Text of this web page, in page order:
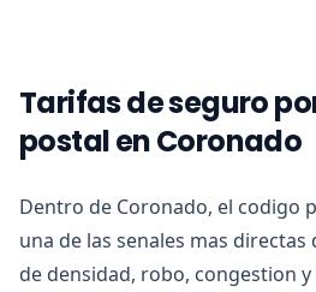
Tarifas de seguro
postal en Coronado
Dentro de Coronado, el codigo
una de las senales mas directas
de densidad, robo, congestion